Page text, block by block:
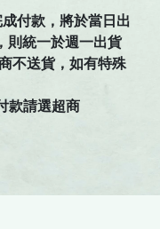
付款，將於當日出
則統一於週一出貨
不送貨，如有特殊
款請選超商